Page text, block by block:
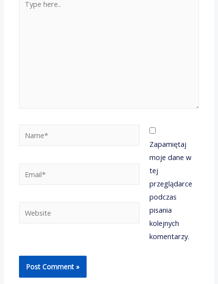
here..
Website
Zapamiętaj
moje dane w
tej
przeglądarce
podczas
pisania
kolejnych
komentarzy.